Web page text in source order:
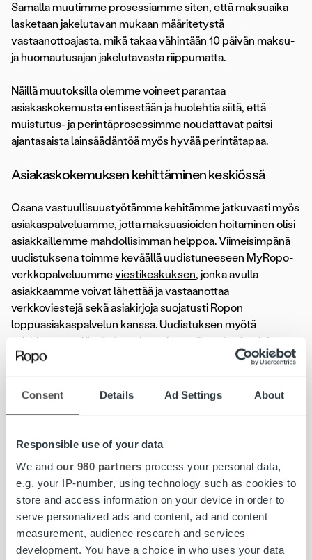
Consent Details Ad Settings About
Responsible use of your data
We and our 980 partners process your personal data,
e.g. your IP-number, using technology such as cookies to
store and access information on your device in order to
serve personalized ads and content, ad and content
measurement, audience research and services
development. You have a choice in who uses your data
Samalla muutimme prosessiamme siten, että maksuaika
lasketaan jakelutavan mukaan määritetystä
vastaanottoajasta, mikä takaa vähintään 10 päivän maksu-
ja huomautusajan jakelutavasta riippumatta.
Näillä muutoksilla olemme voineet parantaa
asiakaskokemusta entisestään ja huolehtia siitä, että
muistutus- ja perintäprosessimme noudattavat paitsi
ajantasaista lainsäädäntöä myös hyvää perintätapaa.
Asiakaskokemuksen kehittäminen keskiössä
Osana vastuullisuustyötämme kehitämme jatkuvasti myös
asiakaspalveluamme, jotta maksuasioiden hoitaminen olisi
asiakkaillemme mahdollisimman helppoa. Viimeisimpänä
uudistuksena toimme keväällä uudistuneeseen MyRopo-
verkkopalveluummeviestikeskuksen, jonka avulla
asiakkaamme voivat lähettää ja vastaanottaa
verkkoviestejä sekä asiakirjoja suojatusti Ropon
loppuasiakaspalvelun kanssa. Uudistuksen myötä
asiakkaamme löytävät maksamiseen liittyvät viestit ja
palvelut kätevästi yhdestä paikasta.
Jatkuva asiakastyytyväisyyden seuranta ja palautteen
Käynnistämme marraskuun aikana vuosittaisen
selvitämme, millaisia mielikuvia Ropon asiakaspalvelun ja
maksuneuvonnan kanssa asioineilla asiakkailla on ja miten
asiakkaat kuvaavat asiakaskokemustaan. Esittelemme
tutkimuksen tulokset niiden valmistuttua kotisivuillamme.